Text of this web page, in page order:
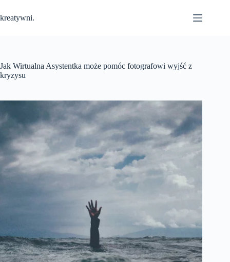
do
treści
kreatywni.
Jak Wirtualna Asystentka może pomóc fotografowi wyjść z
kryzysu